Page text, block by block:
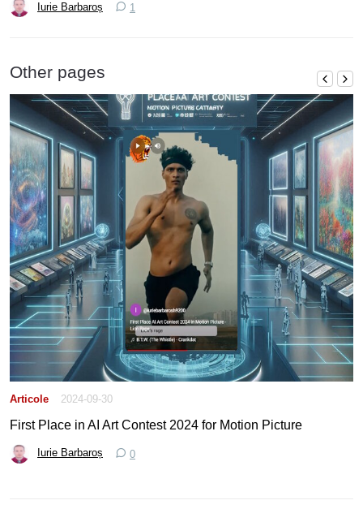
Iurie Barbaroș 1
Other pages
Articole 2024-09-30
First Place in AI Art Contest 2024 for Motion Picture
Iurie Barbaroș 0